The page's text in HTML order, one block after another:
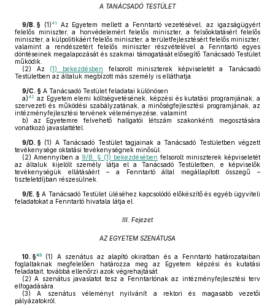
A TANÁCSADÓ TESTÜLET
9/B. § (1)41
Az Egyetem mellett a Fenntartó vezetésével, az igazságügyért
felelős miniszter, a honvédelemért felelős miniszter, a felsőoktatásért felelős
miniszter, a külpolitikáért felelős miniszter, a területfejlesztésért felelős miniszter,
valamint a rendészetért felelős miniszter részvételével a Fenntartó egyes
döntéseinek megalapozását és szakmai támogatását elősegítő Tanácsadó Testület
működik.
(2) Az (1) bekezdésben felsorolt miniszterek képviseletét a Tanácsadó
Testületben az általuk megbízott más személy is elláthatja.
9/C. § A Tanácsadó Testület feladatai különösen
a)42 az Egyetem elemi költségvetésének, képzési és kutatási programjának, a
szervezeti és működési szabályzatának, a minőségfejlesztési programjának, az
intézményfejlesztési tervének véleményezése, valamint
b) az Egyetemre felvehető hallgatói létszám szakonkénti megosztására
vonatkozó javaslattétel.
9/D. § (1) A Tanácsadó Testület tagjainak a Tanácsadó Testületben végzett
tevékenysége oktatási tevékenységnek minősül.
(2) Amennyiben a 9/B. § (1) bekezdésében felsorolt miniszterek képviseletét
az általuk kijelölt személy látja el a Tanácsadó Testületben, e képviselők
tevékenységük ellátásáért – a Fenntartó által megállapított összegű –
tiszteletdíjban részesülnek.
9/E. § A Tanácsadó Testület üléséhez kapcsolódó előkészítő és egyéb ügyviteli
feladatokat a Fenntartó hivatala látja el.
III. Fejezet
AZ EGYETEM SZENÁTUSA
10. §43 (1)
A szenátus az alapító okiratban és a Fenntartó határozataiban
foglaltaknak megfelelően határozza meg az Egyetem képzési és kutatási
feladatait, továbbá ellenőrzi azok végrehajtását.
(2) A szenátus javaslatot tesz a Fenntartónak az intézményfejlesztési terv
elfogadására.
(3) A szenátus véleményt nyilvánít a rektori és magasabb vezetői
pályázatokról.